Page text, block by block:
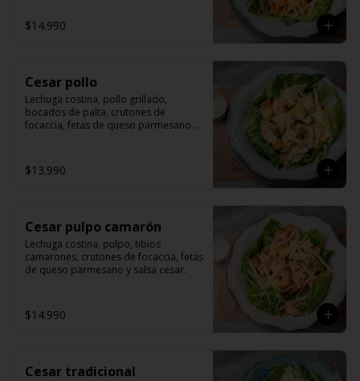
$14.990
Cesar pollo
Lechuga costina, pollo grillado,
bocados de palta, crutones de
focaccia, fetas de queso parmesano y
$13.990
Cesar pulpo camarón
Lechuga costina, pulpo, tibios
camarones, crutones de focaccia, fetas
de queso parmesano y salsa cesar.
$14.990
Cesar tradicional